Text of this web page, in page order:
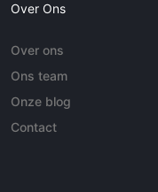
Over Ons
Over ons
Ons team
Onze blog
Contact